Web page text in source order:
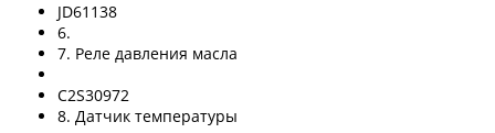
JD61138
6.
7. Реле давления масла
C2S30972
8. Датчик температуры